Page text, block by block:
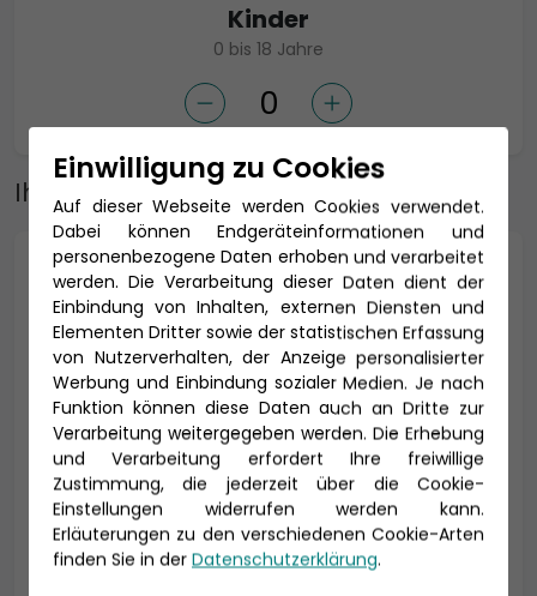
Kinder
0 bis 18 Jahre
Ihre Adresse
Anrede *
Titel
Vorname * Nachname *
Einwilligung zu Cookies
Auf dieser Webseite werden Cookies verwendet.
Dabei können Endgeräteinformationen und
personenbezogene Daten erhoben und verarbeitet
werden. Die Verarbeitung dieser Daten dient der
Einbindung von Inhalten, externen Diensten und
Elementen Dritter sowie der statistischen Erfassung
von Nutzerverhalten, der Anzeige personalisierter
Werbung und Einbindung sozialer Medien. Je nach
Funktion können diese Daten auch an Dritte zur
Verarbeitung weitergegeben werden. Die Erhebung
und Verarbeitung erfordert Ihre freiwillige
Zustimmung, die jederzeit über die Cookie-
Einstellungen widerrufen werden kann.
Erläuterungen zu den verschiedenen Cookie-Arten
finden Sie in der Datenschutzerklärung.